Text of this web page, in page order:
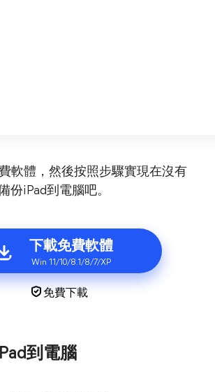
軟體，然後按照步驟實現在沒有
份iPad到電腦吧。
下載免費軟體
Win 11/10/8.1/8/7/XP
免費下載
到電腦